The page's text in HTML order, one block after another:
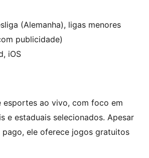
(Alemanha), ligas menores
publicidade)
iOS
esportes ao vivo, com foco em
e estaduais selecionados. Apesar
pago, ele oferece jogos gratuitos